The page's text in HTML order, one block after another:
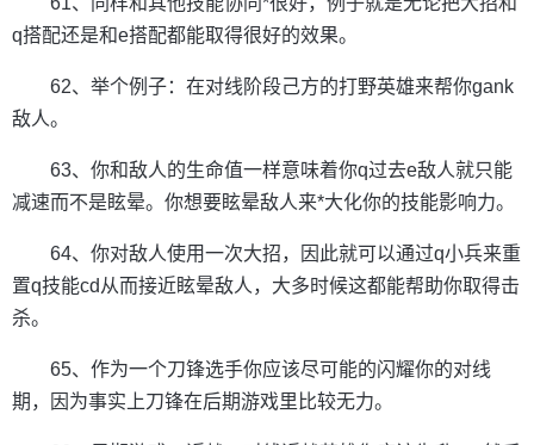
q搭配还是和e搭配都能取得很好的效果。
62、举个例子：在对线阶段己方的打野英雄来帮你gank
敌人。
63、你和敌人的生命值一样意味着你q过去e敌人就只能
减速而不是眩晕。你想要眩晕敌人来*大化你的技能影响力。
64、你对敌人使用一次大招，因此就可以通过q小兵来重
置q技能cd从而接近眩晕敌人，大多时候这都能帮助你取得击
杀。
65、作为一个刀锋选手你应该尽可能的闪耀你的对线
期，因为事实上刀锋在后期游戏里比较无力。